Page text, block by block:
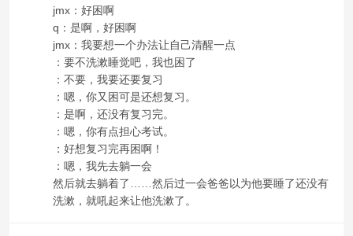
jmx：好困啊
q：是啊，好困啊
jmx：我要想一个办法让自己清醒一点
：要不洗漱睡觉吧，我也困了
：不要，我要还要复习
：嗯，你又困可是还想复习。
：是啊，还没有复习完。
：嗯，你有点担心考试。
：好想复习完再困啊！
：嗯，我先去躺一会
然后就去躺着了……然后过一会爸爸以为他要睡了还没有
洗漱，就吼起来让他洗漱了。